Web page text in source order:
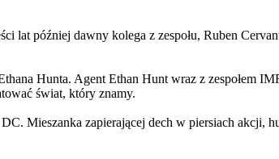
lat później dawny kolega z zespołu, Ruben
Hunta. Agent Ethan Hunt wraz z zespołem
świat, który znamy.
Mieszanka zapierającej dech w piersiach akcji,